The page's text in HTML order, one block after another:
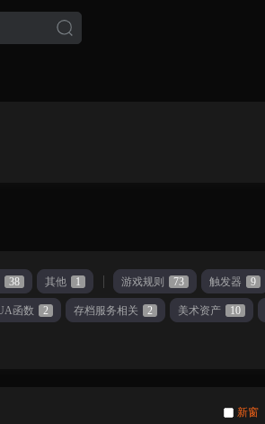
38 其他 1 游戏规则 73 触发器 9
函数 2 存档服务相关 2 美术资产 10
新窗